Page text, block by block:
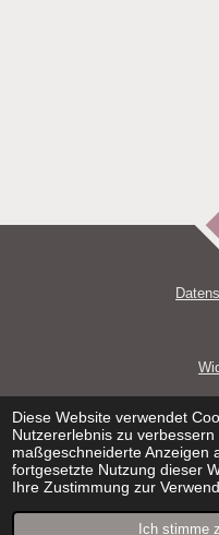
Diese Website verwendet
Nutzererlebnis zu verbessern
maßgeschneiderte Anzeigen
fortgesetzte Nutzung dieser
Ihre Zustimmung zur
Ich stimme
Versand und
© 2021 - 2026 DeWi Handmade
Mit Unterstützung vonWebador